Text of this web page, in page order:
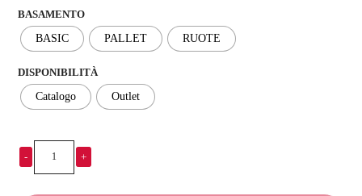
BASAMENTO
BASIC
PALLET RUOTE
DISPONIBILITÀ
Catalogo
Outlet
-
Contenitore
+